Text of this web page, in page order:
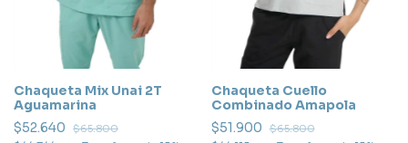
Chaqueta Mix Unai 2T
Aguamarina
$52.640
$65.800
Chaqueta Cuello
Combinado Amapola
$51.900
$65.800